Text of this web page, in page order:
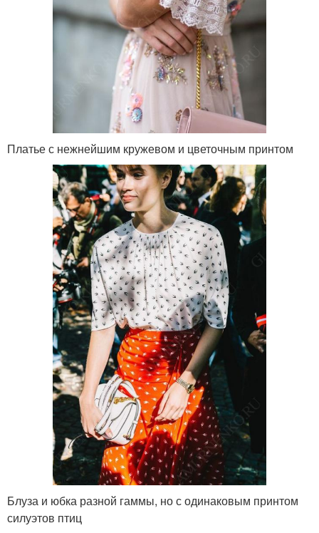
Платье с нежнейшим кружевом и цветочным принтом
Блуза и юбка разной гаммы, но с одинаковым принтом
силуэтов птиц